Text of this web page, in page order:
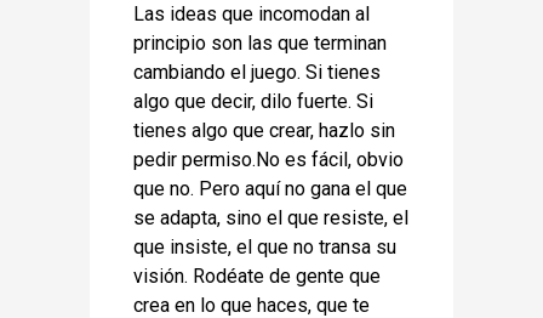
Las ideas que incomodan al
principio son las que terminan
cambiando el juego. Si tienes
algo que decir, dilo fuerte. Si
tienes algo que crear, hazlo sin
pedir permiso.No es fácil, obvio
que no. Pero aquí no gana el que
se adapta, sino el que resiste, el
que insiste, el que no transa su
visión. Rodéate de gente que
crea en lo que haces, que te